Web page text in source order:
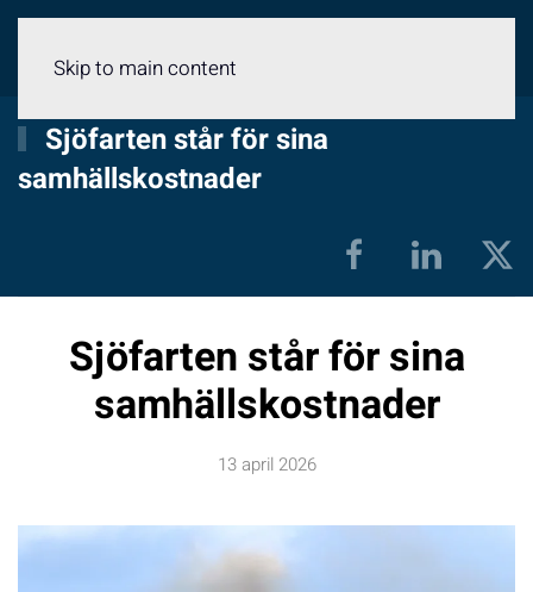
Skip to main content
Sjöfarten står för sina
samhällskostnader
Sjöfarten står för sina
samhällskostnader
13 april 2026